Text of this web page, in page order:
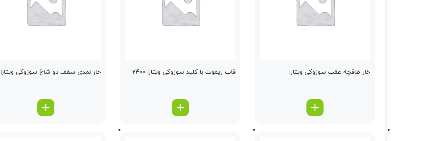
خار طاقچه عقب سوزوکی ویتارا قاب ریموت با كلید سوزوکی ویتارا 2400 خار نمدی سقف دو شاخ سوزوکی ویتارا